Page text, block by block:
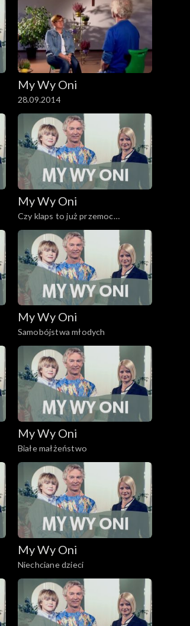
My Wy Oni
28.09.2014
My Wy Oni
Czy klaps to już przemoc
domowa?
My Wy Oni
Samobójstwa młodych
My Wy Oni
Białe małżeństwo
My Wy Oni
Niechciane dzieci